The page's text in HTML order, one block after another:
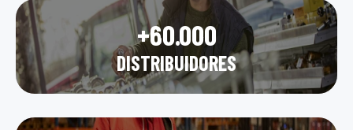
+60.000
DISTRIBUIDORES